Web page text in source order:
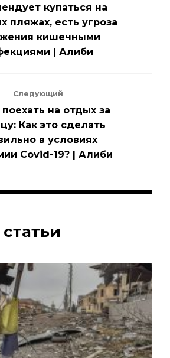
купаться на
пляжах, есть угроза
кишечными
| Алиби
Следующий
на отдых за
Как это сделать
в условиях
Covid-19? | Алиби